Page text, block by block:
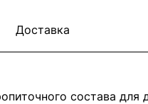
Доставка
состава